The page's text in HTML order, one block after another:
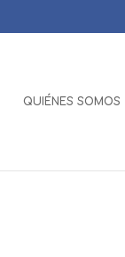
QUIÉNES SOMOS